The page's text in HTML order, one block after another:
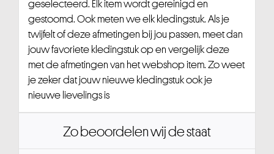
geselecteerd. Elk item wordt gereinigd en
gestoomd. Ook meten we elk kledingstuk. Als je
twijfelt of deze afmetingen bij jou passen, meet dan
jouw favoriete kledingstuk op en vergelijk deze
met de afmetingen van het webshop item. Zo weet
je zeker dat jouw nieuwe kledingstuk ook je
nieuwe lievelings is
Zo beoordelen wij de staat